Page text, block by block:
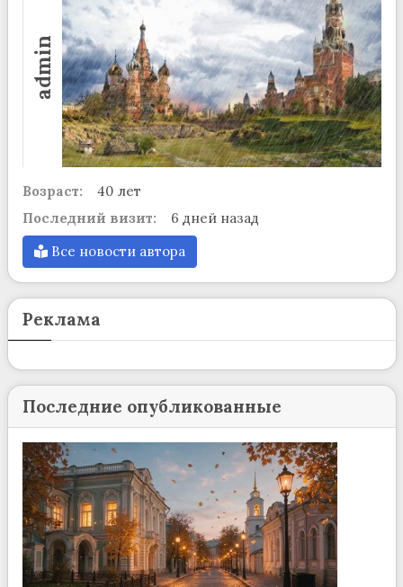
admin
Возраст:
40 лет
Последний визит:
6 дней назад
Все новости автора
Реклама
Последние опубликованные